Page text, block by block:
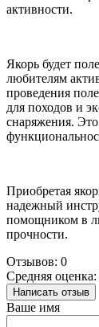
активности.
Якорь будет
любителям
проведения
для походов и
снаряжения.
Приобретая
надежный
помощником в
прочности.
Отзывов: 0
Средняя оценка:
Написать отзыв
Ваше имя